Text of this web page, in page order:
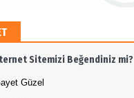
Bilim İnsanı Tosun
Saygı..
ÖZDEMİR
Sitemizi Beğendiniz mi?
Güzel